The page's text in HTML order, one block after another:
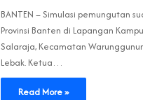
BANTEN – Simulasi pemungutan
Provinsi Banten di Lapangan
Salaraja, Kecamatan
Lebak. Ketua…
Read More »